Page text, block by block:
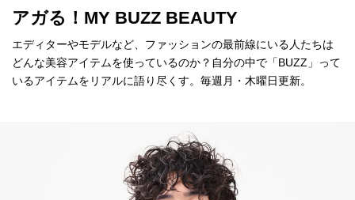
アガる！MY BUZZ BEAUTY
エディターやモデルなど、ファッションの最前線にいる人たちは
どんな美容アイテムを使っているのか？自分の中で「BUZZ」って
いるアイテムをリアルに語り尽くす。毎週月・木曜日更新。